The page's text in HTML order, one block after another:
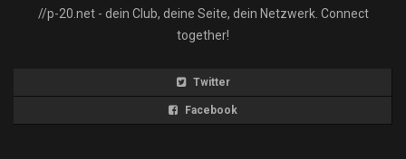
//p-20.net - dein Club, deine Seite, dein Netzwerk. Connect
together!
Twitter
Facebook